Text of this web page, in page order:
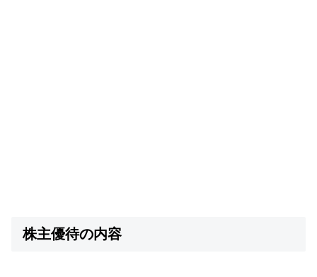
株主優待の内容